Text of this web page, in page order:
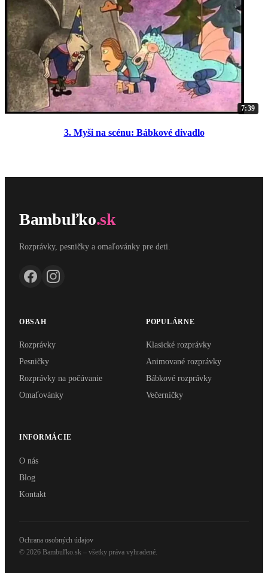
7:39
3. Myši na scénu: Bábkové divadlo
Bambuľko.sk
Rozprávky, pesničky a omaľovánky pre deti.
OBSAH
Rozprávky
Pesničky
Rozprávky na počúvanie
Omaľovánky
POPULÁRNE
Klasické rozprávky
Animované rozprávky
Bábkové rozprávky
Večerníčky
INFORMÁCIE
O nás
Blog
Kontakt
© 2026 Bambuľko.sk – všetky práva vyhradené.
Ochrana osobných údajov